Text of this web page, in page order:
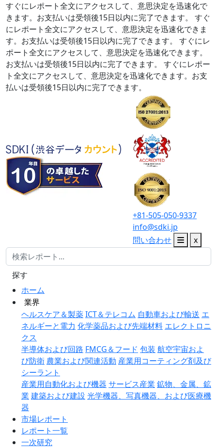
すぐにレポート全文にアクセスして、意思決定を迅速化で
きます。お支払いは受領後15日以内に完了できます。
すぐ
にレポート全文にアクセスして、意思決定を迅速化できま
す。お支払いは受領後15日以内に完了できます。
すぐにレ
ポート全文にアクセスして、意思決定を迅速化できます。
お支払いは受領後15日以内に完了できます。
すぐにレポー
ト全文にアクセスして、意思決定を迅速化できます。お支
払いは受領後15日以内に完了できます。
+81-505-050-9337
info@sdki.jp
問い合わせ
x
ホーム
業界
ヘルスケア＆製薬ICT＆テレコム 自動車および輸送 エ
ネルギーと電力 化学薬品および先端材料 エレクトロニ
クス
半導体および回路 FMCG＆フード 包装 航空宇宙およ
び防衛 農業および関連活動 産業用コーティング剤及び
シーラント
産業用自動化および機器 サービス産業 鉱物、金属、鉱
業 建築および建設 光学機器、写真機器、および医療機
器
市場レポート
レポート一覧
一次研究
探す